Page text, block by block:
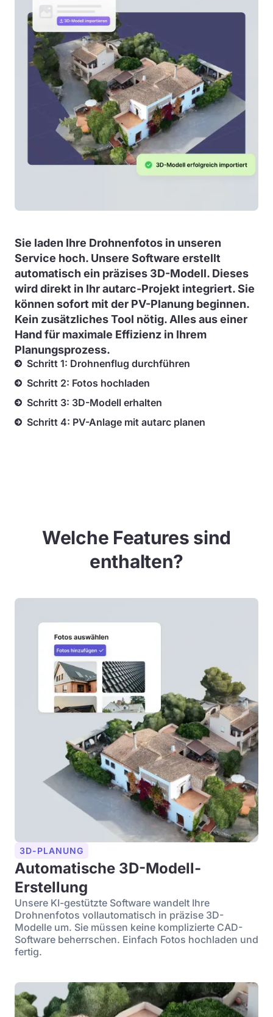
Sie laden Ihre Drohnenfotos in unseren
Service hoch. Unsere Software erstellt
automatisch ein präzises 3D-Modell. Dieses
wird direkt in Ihr autarc-Projekt integriert. Sie
können sofort mit der PV-Planung beginnen.
Kein zusätzliches Tool nötig. Alles aus einer
Hand für maximale Effizienz in Ihrem
Planungsprozess.
Schritt 1: Drohnenflug durchführen
Schritt 2: Fotos hochladen
Schritt 3: 3D-Modell erhalten
Schritt 4: PV-Anlage mit autarc planen
Welche Features sind
enthalten?
3D-PLANUNG
Automatische 3D-Modell-
Erstellung
Unsere KI-gestützte Software wandelt Ihre
Drohnenfotos vollautomatisch in präzise 3D-
Modelle um. Sie müssen keine komplizierte CAD-
Software beherrschen. Einfach Fotos hochladen und
fertig.